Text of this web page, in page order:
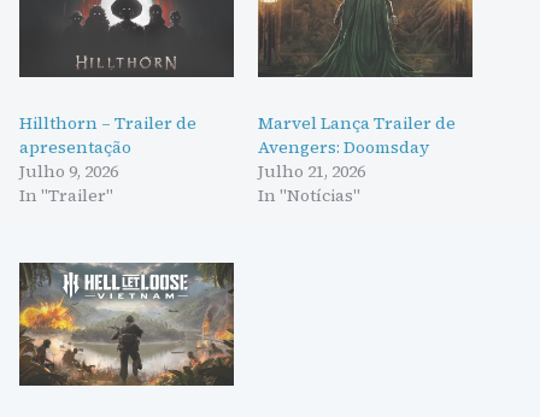
Hillthorn – Trailer de
apresentação
Julho 9, 2026
In "Trailer"
Marvel Lança Trailer de
Avengers: Doomsday
Julho 21, 2026
In "Notícias"